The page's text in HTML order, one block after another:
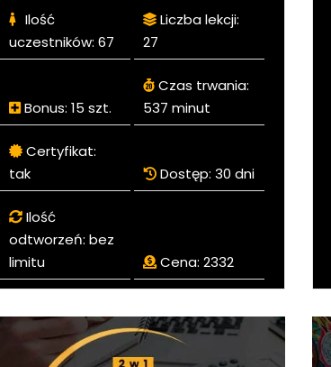
Ilość
uczestników: 67
Liczba lekcji:
27
Bonus: 15 szt.
Czas trwania:
537 minut
Certyfikat:
tak
Dostęp: 30 dni
Ilość
odtworzeń: bez
limitu
Cena: 2332